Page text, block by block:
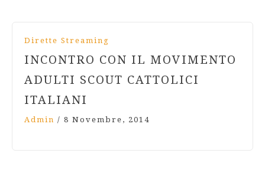
Dirette Streaming
INCONTRO CON IL MOVIMENTO
ADULTI SCOUT CATTOLICI
ITALIANI
Admin / 8 Novembre, 2014